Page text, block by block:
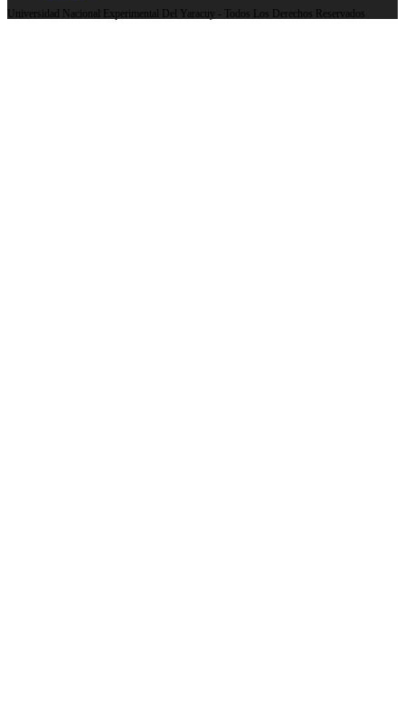
Universidad Nacional Experimental Del Yaracuy - Todos Los Derechos Reservados